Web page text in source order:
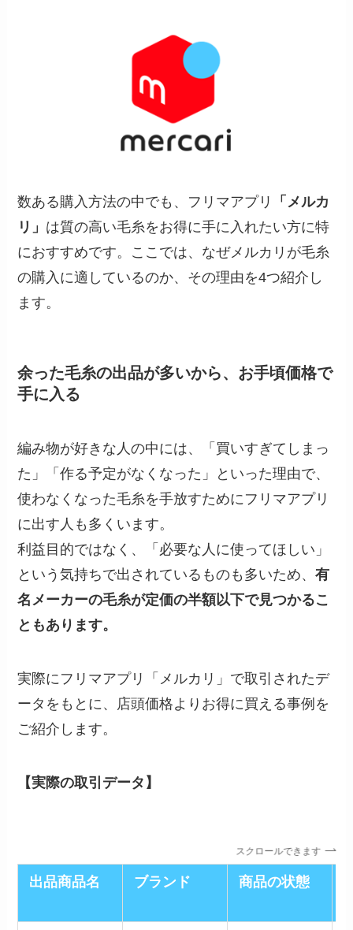
数ある購入方法の中でも、フリマアプリ
「メルカ
リ」 は質の高い毛糸をお得に手に入れたい方に特
におすすめです。ここでは、なぜメルカリが毛糸
の購入に適しているのか、その理由を4つ紹介し
ます。
余った毛糸の出品が多いから、お手頃価格で
手に入る
編み物が好きな人の中には、「買いすぎてしまっ
た」「作る予定がなくなった」といった理由で、
使わなくなった毛糸を手放すためにフリマアプリ
に出す人も多くいます。
利益目的ではなく、「必要な人に使ってほしい」
という気持ちで出されているものも多いため、有
名メーカーの毛糸が定価の半額以下で見つかるこ
ともあります。
実際にフリマアプリ「メルカリ」で取引されたデ
ータをもとに、店頭価格よりお得に買える事例を
ご紹介します。
【実際の取引データ】
スクロールできます
出品商品名 ブランド 商品の状態